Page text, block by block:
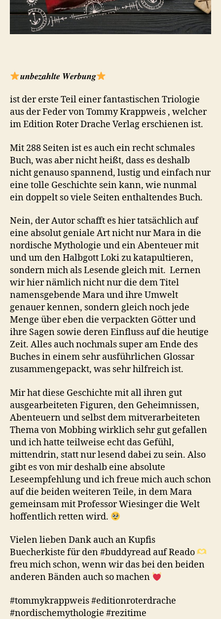
𝒖𝒏𝒃𝒆𝒛𝒂𝒉𝒍𝒕𝒆 𝑾𝒆𝒓𝒃𝒖𝒏𝒈
ist der erste Teil einer fantastischen Triologie
aus der Feder von Tommy Krappweis , welcher
im Edition Roter Drache Verlag erschienen ist.
Mit 288 Seiten ist es auch ein recht schmales
Buch, was aber nicht heißt, dass es deshalb
nicht genauso spannend, lustig und einfach nur
eine tolle Geschichte sein kann, wie nunmal
ein doppelt so viele Seiten enthaltendes Buch.
Nein, der Autor schafft es hier tatsächlich auf
eine absolut geniale Art nicht nur Mara in die
nordische Mythologie und ein Abenteuer mit
und um den Halbgott Loki zu katapultieren,
sondern mich als Lesende gleich mit. Lernen
wir hier nämlich nicht nur die dem Titel
namensgebende Mara und ihre Umwelt
genauer kennen, sondern gleich noch jede
Menge über eben die verpackten Götter und
ihre Sagen sowie deren Einfluss auf die heutige
Zeit. Alles auch nochmals super am Ende des
Buches in einem sehr ausführlichen Glossar
zusammengepackt, was sehr hilfreich ist.
Mir hat diese Geschichte mit all ihren gut
ausgearbeiteten Figuren, den Geheimnissen,
Abenteuern und selbst dem mitverarbeiteten
Thema von Mobbing wirklich sehr gut gefallen
und ich hatte teilweise echt das Gefühl,
mittendrin, statt nur lesend dabei zu sein. Also
gibt es von mir deshalb eine absolute
Leseempfehlung und ich freue mich auch schon
auf die beiden weiteren Teile, in dem Mara
gemeinsam mit Professor Wiesinger die Welt
hoffentlich retten wird.
Vielen lieben Dank auch an Kupfis
Buecherkiste für den #buddyread auf Reado
freu mich schon, wenn wir das bei den beiden
anderen Bänden auch so machen
#tommykrappweis #editionroterdrache
#nordischemythologie #rezitime